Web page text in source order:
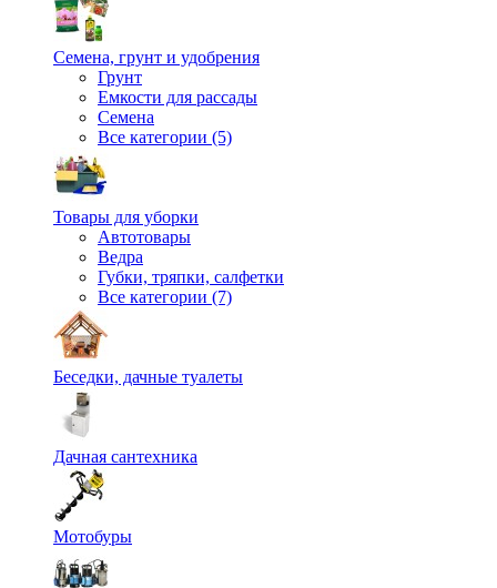
Семена, грунт и удобрения
Грунт
Емкости для рассады
Семена
Все категории (5)
Товары для уборки
Автотовары
Ведра
Губки, тряпки, салфетки
Все категории (7)
Беседки, дачные туалеты
Дачная сантехника
Мотобуры